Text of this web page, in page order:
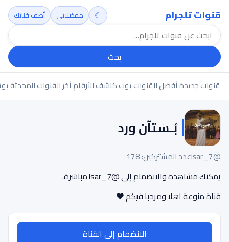
قنوات تلجرام
بحث
☾ مفضلاتي أضف قناتك
قنوات جديدةأفضل القنواتبوت كاشف الأرقامأخر القنوات المحدثة
بُـسٰتآن ورد
@lsar_7
عدد المشتركين: 178
يمكنك مشاهدة والانضمام إلى @lsar_7 مباشرة.
قناة منوعة اهلا ومرحبا فيكم ♥️
الانضمام إلى القناة